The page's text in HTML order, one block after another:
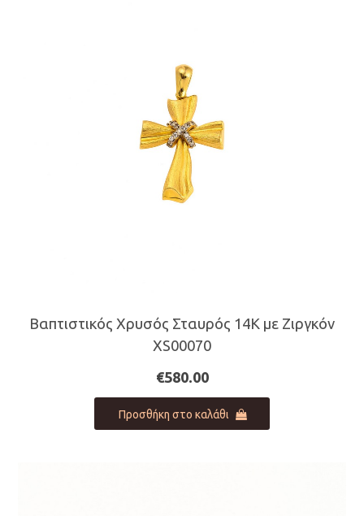
Βαπτιστικός Χρυσός Σταυρός 14Κ με Ζιργκόν
XS00070
€580.00
Προσθήκη στο καλάθι